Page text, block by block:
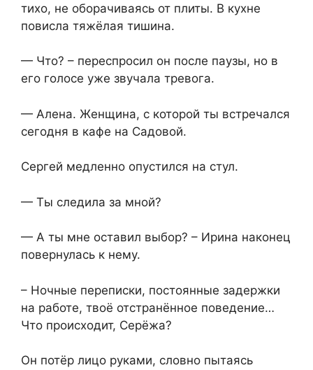
тихо, не оборачиваясь от плиты. В кухне
повисла тяжёлая тишина.
— Что? – переспросил он после паузы, но в
его голосе уже звучала тревога.
— Алена. Женщина, с которой ты встречался
сегодня в кафе на Садовой.
Сергей медленно опустился на стул.
— Ты следила за мной?
— А ты мне оставил выбор? – Ирина наконец
повернулась к нему.
– Ночные переписки, постоянные задержки
на работе, твоё отстранённое поведение…
Что происходит, Серёжа?
Он потёр лицо руками, словно пытаясь